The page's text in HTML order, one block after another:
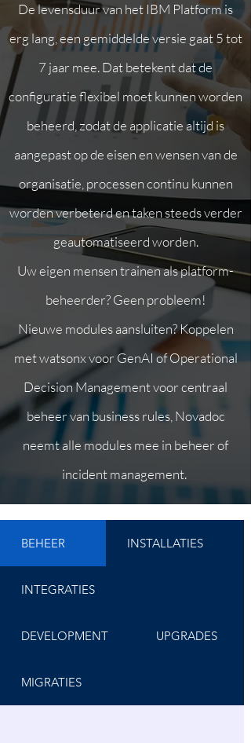
De levensduur van het IBM Platform is
erg lang, een gemiddelde versie gaat 5 tot
7 jaar mee. Dat betekent dat de
configuratie flexibel moet kunnen worden
beheerd, zodat de applicatie altijd is
aangepast op de eisen en wensen van de
organisatie, processen continu kunnen
worden verbeterd en taken steeds verder
geautomatiseerd worden.
Uw eigen mensen trainen als platform-
beheerder? Geen probleem!​
Nieuwe modules aansluiten? Koppelen
met watsonx voor GenAI of Operational
Decision Management voor centraal
beheer van business rules, Novadoc
neemt alle modules mee in beheer of
incident management.
BEHEER INSTALLATIES
INTEGRATIES
DEVELOPMENT UPGRADES
MIGRATIES